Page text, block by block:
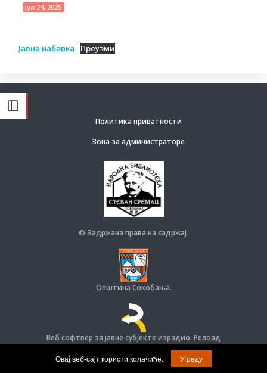
јул 24, 2025
Јавна набавка Преузми
Политика приватности
Зона за администраторе
© Задржана права на садржај.
Општина Сокобања.
Веб софтвер за јавне субјекте израдио: Релоад
© Задржана права на софтвер и дизајн.
Овај веб-сајт користи колачиће.
У реду